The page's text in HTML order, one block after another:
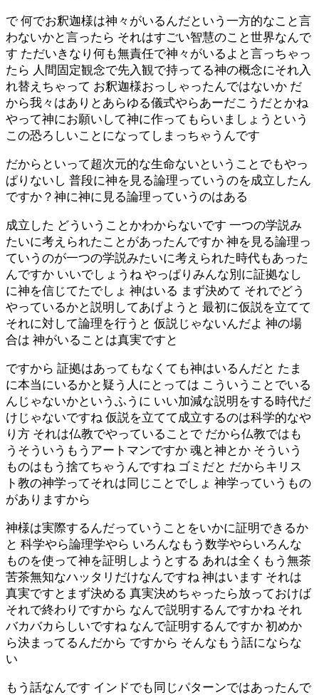
で 何でお釈迦様は神々がいるんだという一方的なこと言
わないかと言ったら それはすごい智慧のこと世界なんで
す ただいきなり何も無責任で神々がいるよと言っちゃっ
たら 人間固定観念で先入観で持ってる神の概念にそれ入
れ替えちゃって お釈迦様おっしゃったんではないか だ
から我々はありとあらゆる儀式やらあーだこうだとかね
やって神にお願いして神に作ってもらいましょうという
この恐ろしいことになってしまっちゃうんです
だからといって超次元的な生命ないということでもやっ
ぱりないし 普段に神を見る論理っていうのを成立したん
ですか？神に神に見る論理っていうのはある
成立した どういうことかわからないです 一つの学説み
たいに考えられたことがあったんですか 神を見る論理っ
ていうのが一つの学説みたいに考えられた時代もあった
んですか いいでしょうね やっぱりみんな別に証拠なし
に神を信じてたでしょ 神はいる まず決めて それでどう
やっているかと説明してあげようと 最初に仮説を立てて
それに対して論理を行うと 仮説じゃないんだよ 神の場
合は 神がいることは真実ですと
ですから 証拠はあってもなくても神はいるんだと たま
に本当にいるかと疑う人にとっては こういうことでいる
んじゃないかというふうに いい加減な説明をする時代だ
けじゃないですね 仮説を立てて成立するのは科学的なや
り方 それは仏教でやっていることで だから仏教ではも
うそういうもうアートマンですか 魂と神とか そういう
ものはもう捨てちゃうんですね ゴミだと だからキリス
ト教の神学ってそれは同じことでしょ 神学っていうもの
がありますから
神様は実際するんだっていうことをいかに証明できるか
と 科学やら論理学やら いろんなもう数学やらいろんな
ものを使って神を証明しようとする あれは全くもう無茶
苦茶無知なハッタリだけなんですね 神はいます それは
真実ですとまず決める 真実決めちゃったら放っておけば
それで終わりですから なんで説明するんですかね それ
バカバカらしいですね なんで証明するんですか 初めか
ら決まってるんだから ですから そんなもう話にならな
い
もう話なんです インドでも同じパターンではあったんで